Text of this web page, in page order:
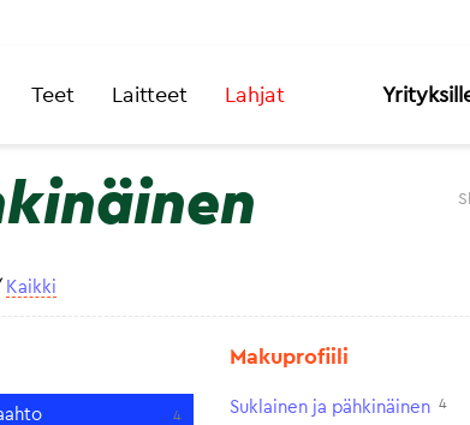
Teet Laitteet Lahjat
Kaikki
4
Makuprofiili
Suklainen ja pähkinäinen 4